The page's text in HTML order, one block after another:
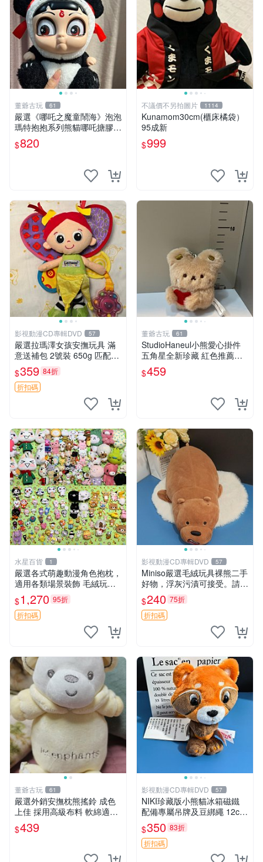
董爺古玩 61
嚴選《哪吒之魔童鬧海》泡泡
瑪特抱抱系列熊貓哪吒搪膠臉
毛絨， STATE：如圖顯示 哪
吒 毛絨公仔 泡泡瑪特
$820
不議價不另拍圖片 1114
Kunamom30cm(櫃床橘袋）
95成新
$999
影視動漫CD專輯DVD 57
嚴選拉瑪澤女孩安撫玩具 滿
意送補包 2號裝 650g 匹配嬰
幼童舒壓好伴侶 女孩專用 安
心選擇 安撫玩偶 衝包 玩具
$359 84折
折扣碼
董爺古玩 61
StudioHaneul小熊愛心掛件
五角星全新珍藏 紅色推薦收
藏 玩具掛飾 掛件 新品
$459
水星百貨 1
嚴選各式萌趣動漫角色抱枕，
適用各類場景裝飾 毛絨玩
具、卡通抱枕、趣味玩偶
$1,270 95折
折扣碼
影視動漫CD專輯DVD 57
Miniso嚴選毛絨玩具裸熊二手
好物，浮灰污漬可接受。請詳
閱照片再下單，售出不退不
換。全新品相收藏推薦。 裸
熊 毛絨玩具 收藏
$240 75折
折扣碼
董爺古玩 61
嚴選外銷安撫枕熊搖鈴 成色
上佳 採用高級布料 軟綿適合
收藏 安心選購 安撫枕 熊玩具
搖鈴
$439
影視動漫CD專輯DVD 57
NIKI珍藏版小熊貓冰箱磁鐵
配備專屬吊牌及豆綁繩 12cm
廢品嚴選 好評推薦 小熊貓冰
箱貼 磁鐵掛件 冰箱飾品
$350 83折
折扣碼